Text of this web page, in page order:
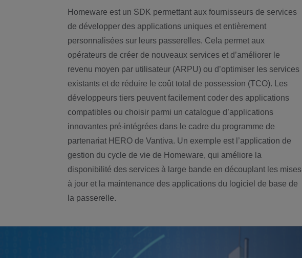
Homeware est un SDK permettant aux fournisseurs de services
de développer des applications uniques et entièrement
personnalisées sur leurs passerelles. Cela permet aux
opérateurs de créer de nouveaux services et d’améliorer le
revenu moyen par utilisateur (ARPU) ou d’optimiser les services
existants et de réduire le coût total de possession (TCO). Les
développeurs tiers peuvent facilement coder des applications
compatibles ou choisir parmi un catalogue d’applications
innovantes pré-intégrées dans le cadre du programme de
partenariat HERO de Vantiva. Un exemple est l’application de
gestion du cycle de vie de Homeware, qui améliore la
disponibilité des services à large bande en découplant les mises
à jour et la maintenance des applications du logiciel de base de
la passerelle.